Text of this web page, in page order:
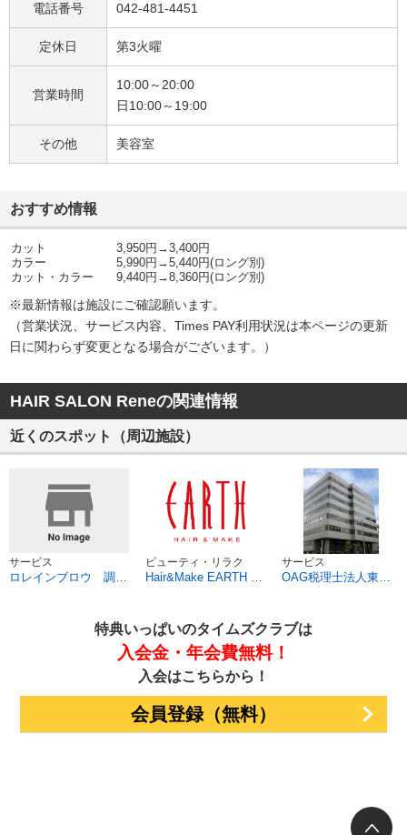
電話番号 042-481-4451
定休日 第3火曜
営業時間
10:00～20:00
日10:00～19:00
その他 美容室
おすすめ情報
カット
3,950円→3,400円
カラー
5,990円→5,440円(ロング別)
カット・カラー
9,440円→8,360円(ロング別)
※最新情報は施設にご確認願います。
（営業状況、サービス内容、Times PAY利用状況は本ページの​更新
日に関わらず変更となる場合がございます。）​
HAIR SALON Reneの関連情報
近くのスポット（周辺施設）
サービス
ロレインブロウ 調布店
ビューティ・リラク
Hair&Make EARTH 調布店
サービス
OAG税理士法人東京ウエスト
特典いっぱいのタイムズクラブは
入会金・年会費無料！
入会はこちらから！
会員登録（無料）